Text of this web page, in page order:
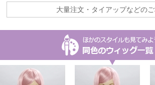
大量注文・タイアップなどの